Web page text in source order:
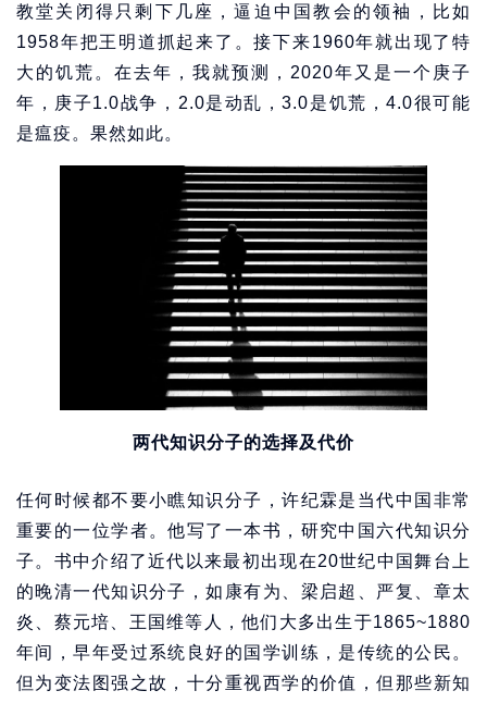
教堂关闭得只剩下几座，逼迫中国教会的领袖，比如
1958年把王明道抓起来了。接下来1960年就出现了特
大的饥荒。在去年，我就预测，2020年又是一个庚子
年，庚子1.0战争，2.0是动乱，3.0是饥荒，4.0很可能
是瘟疫。果然如此。
两代知识分子的选择及代价
任何时候都不要小瞧知识分子，许纪霖是当代中国非常
重要的一位学者。他写了一本书，研究中国六代知识分
子。书中介绍了近代以来最初出现在20世纪中国舞台上
的晚清一代知识分子，如康有为、梁启超、严复、章太
炎、蔡元培、王国维等人，他们大多出生于1865~1880
年间，早年受过系统良好的国学训练，是传统的公民。
但为变法图强之故，十分重视西学的价值，但那些新知